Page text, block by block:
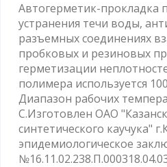
Автогерметик-прокладка
устранения течи воды,
разъемных соединениях
пробковых и резиновых
герметизации
полимера используется
Диапазон рабочих
С.Изготовлен ОАО
синтетического каучука"
эпидемиологическое